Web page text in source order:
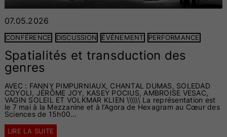
07.05.2026
CONFÉRENCE DISCUSSION ÉVÉNEMENT PERFORMANCE
Spatialités et transduction des
genres
AVEC : FANNY PIMPURNIAUX, CHANTAL DUMAS, SOLEDAD
COYOLI, JÉRÔME JOY, KASEY POCIUS, AMBROISE VESAC,
VAGIN SOLEIL ET VOLKMAR KLIEN \\\\\\ La représentation est
le 7 mai à la Mezzanine et à l’Agora de Hexagram au Cœur des
Sciences de 15h00…
LIRE LA SUITE